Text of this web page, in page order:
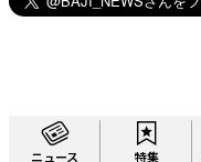
ニュース 特集